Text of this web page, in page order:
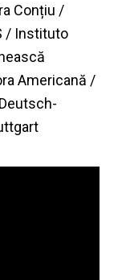
Conțiu /
/ Instituto
Americană /